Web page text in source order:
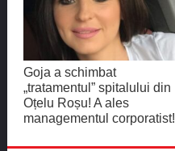
Goja a schimbat
„tratamentul” spitalului din
Oțelu Roșu! A ales
managementul corporatist!